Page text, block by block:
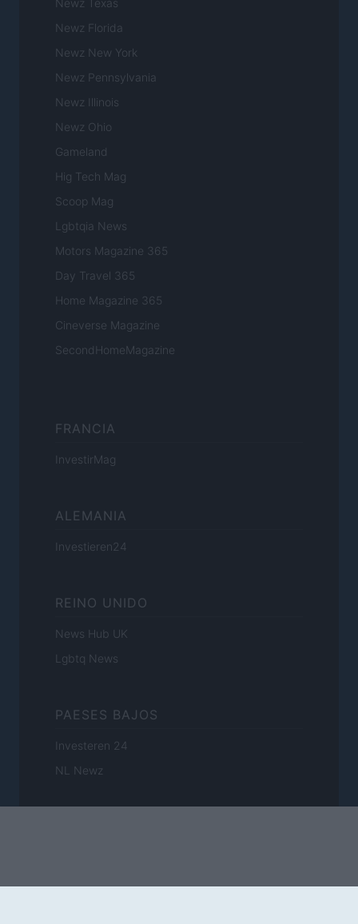
Newz Texas
Newz Florida
Newz New York
Newz Pennsylvania
Newz Illinois
Newz Ohio
Gameland
Hig Tech Mag
Scoop Mag
Lgbtqia News
Motors Magazine 365
Day Travel 365
Home Magazine 365
Cineverse Magazine
SecondHomeMagazine
FRANCIA
InvestirMag
ALEMANIA
Investieren24
REINO UNIDO
News Hub UK
Lgbtq News
PAESES BAJOS
Investeren 24
NL Newz